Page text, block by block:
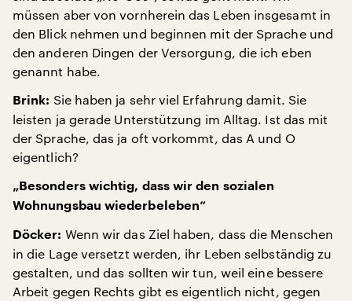
müssen aber von vornherein das Leben insgesamt in
den Blick nehmen und beginnen mit der Sprache und
den anderen Dingen der Versorgung, die ich eben
genannt habe.
Brink: Sie haben ja sehr viel Erfahrung damit. Sie
leisten ja gerade Unterstützung im Alltag. Ist das mit
der Sprache, das ja oft vorkommt, das A und O
eigentlich?
„Besonders wichtig, dass wir den sozialen
Wohnungsbau wiederbeleben“
Döcker: Wenn wir das Ziel haben, dass die Menschen
in die Lage versetzt werden, ihr Leben selbständig zu
gestalten, und das sollten wir tun, weil eine bessere
Arbeit gegen Rechts gibt es eigentlich nicht, gegen